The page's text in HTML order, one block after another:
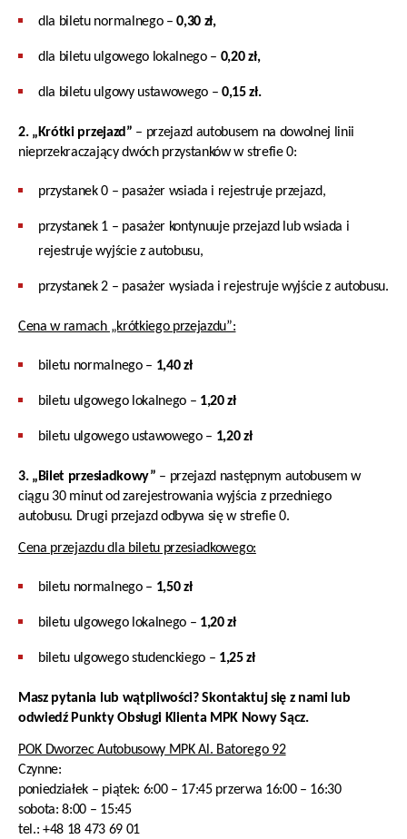
dla biletu normalnego – 0,30 zł,
dla biletu ulgowego lokalnego – 0,20 zł,
dla biletu ulgowy ustawowego – 0,15 zł.
2. „Krótki przejazd” – przejazd autobusem na dowolnej linii
nieprzekraczający dwóch przystanków w strefie 0:
przystanek 0 – pasażer wsiada i rejestruje przejazd,
przystanek 1 – pasażer kontynuuje przejazd lub wsiada i
rejestruje wyjście z autobusu,
przystanek 2 – pasażer wysiada i rejestruje wyjście z autobusu.
Cena w ramach „krótkiego przejazdu”:
biletu normalnego – 1,40 zł
biletu ulgowego lokalnego – 1,20 zł
biletu ulgowego ustawowego – 1,20 zł
3. „Bilet przesiadkowy” – przejazd następnym autobusem w
ciągu 30 minut od zarejestrowania wyjścia z przedniego
autobusu. Drugi przejazd odbywa się w strefie 0.
Cena przejazdu dla biletu przesiadkowego:
biletu normalnego – 1,50 zł
biletu ulgowego lokalnego – 1,20 zł
biletu ulgowego studenckiego – 1,25 zł
Masz pytania lub wątpliwości? Skontaktuj się z nami lub
odwiedź Punkty Obsługi Klienta MPK Nowy Sącz.
POK Dworzec Autobusowy MPK Al. Batorego 92
Czynne:
poniedziałek – piątek: 6:00 – 17:45 przerwa 16:00 – 16:30
sobota: 8:00 – 15:45
tel.: +48 18 473 69 01